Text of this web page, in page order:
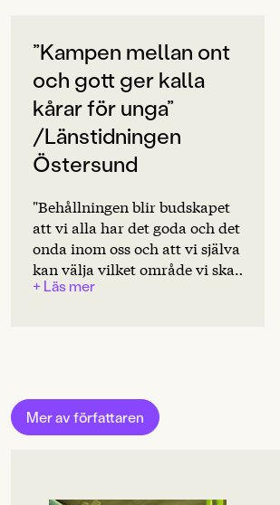
ochKurragömma, och han vet hur man
kalla kårar ...
Svenska
SPRÅK
Svenska
PUBLICERINGSDATUM
2019-02-06
Produktion
MILJÖMÄRKNING
Nej
CE-MÄRKNING
9789129709650
”Kampen mellan ont
och gott ger kalla
kårar för unga”
/Länstidningen
Östersund
"Behållningen blir budskapet
att vi alla har det goda och det
onda inom oss och att vi själva
kan välja vilket område vi ska
ge näring. Det är fint och
+ Läs mer
Mer av författaren